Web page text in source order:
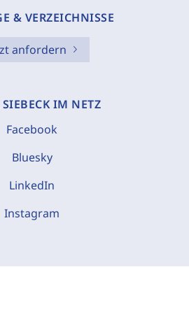
& VERZEICHNISSE
anfordern
IM NETZ
Facebook
Bluesky
LinkedIn
Instagram